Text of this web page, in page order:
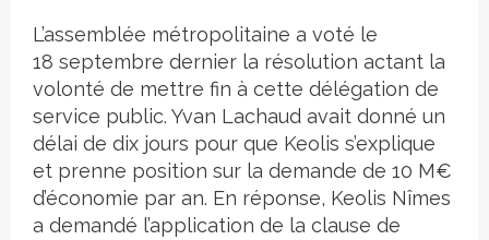
L’assemblée métropolitaine a voté le
18 septembre dernier la résolution actant la
volonté de mettre fin à cette délégation de
service public. Yvan Lachaud avait donné un
délai de dix jours pour que Keolis s’explique
et prenne position sur la demande de 10 M€
d’économie par an. En réponse, Keolis Nîmes
a demandé l’application de la clause de